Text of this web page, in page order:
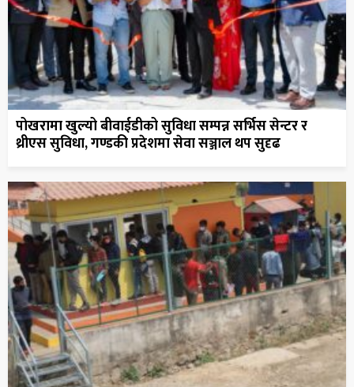
पोखरामा खुल्यो बीवाईडीको सुविधा सम्पन्न सर्भिस सेन्टर र
थ्रीएस सुविधा, गण्डकी प्रदेशमा सेवा सञ्जाल थप सुदृढ